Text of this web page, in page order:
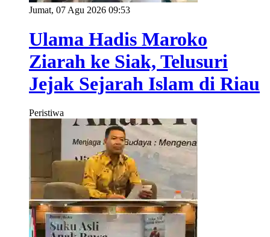
Jumat, 07 Agu 2026 09:53
Ulama Hadis Maroko
Ziarah ke Siak, Telusuri
Jejak Sejarah Islam di Riau
Peristiwa